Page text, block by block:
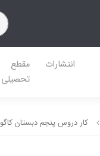
انتشارات
مقطع
تحصیلی
کار دروس پنجم دبستان کاگو